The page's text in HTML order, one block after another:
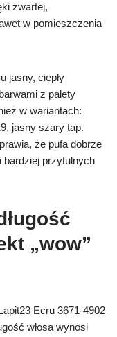
zwartej,
w pomieszczenia
jasny, ciepły
z palety
w wariantach:
jasny szary tap.
że pufa dobrze
bardziej przytulnych
„wow”
Ecru 3671-4902
włosa wynosi